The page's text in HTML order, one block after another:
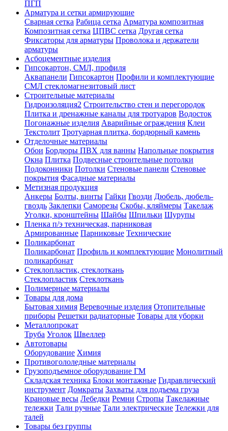
ПГП
Арматура и сетки армирующие
Сварная сетка Рабица сетка Арматура композитная
Композитная сетка ЦПВС сетка Другая сетка
Фиксаторы для арматуры Проволока и держатели
арматуры
Асбоцементные изделия
Гипсокартон, СМЛ, профиля
Аквапанели Гипсокартон Профили и комплектующие
СМЛ стекломагнезитовый лист
Строительные материалы
Гидроизоляция2 Строительство стен и перегородок
Плитка и дренажные каналы для тротуаров Водосток
Погонажные изделия Аварийные ограждения Клеи
Текстолит Тротуарная плитка, бордюрный камень
Отделочные материалы
Обои Бордюры ПВХ для ванны Напольные покрытия
Окна Плитка Подвесные строительные потолки
Подоконники Потолки Стеновые панели Стеновые
покрытия Фасадные материалы
Метизная продукция
Анкеры Болты, винты Гайки Гвозди Дюбель, дюбель-
гвоздь Заклепки Саморезы Скобы, кляймеры Такелаж
Уголки, кронштейны Шайбы Шпильки Шурупы
Пленка п/э техническая, парниковая
Армированные Парниковые Технические
Поликарбонат
Поликарбонат Профиль и комплектующие Монолитный
поликарбонат
Стеклопластик, стеклоткань
Стеклопластик Стеклоткань
Полимерные материалы
Товары для дома
Бытовая химия Веревочные изделия Отопительные
приборы Решетки радиаторные Товары для уборки
Металлопрокат
Труба Уголок Швеллер
Автотовары
Оборудование Химия
Противогололедные материалы
Грузоподъемное оборудование ГМ
Складская техника Блоки монтажные Гидравлический
инструмент Домкраты Захваты для подъема груза
Крановые весы Лебедки Ремни Стропы Такелажные
тележки Тали ручные Тали электрические Тележки для
талей
Товары без группы